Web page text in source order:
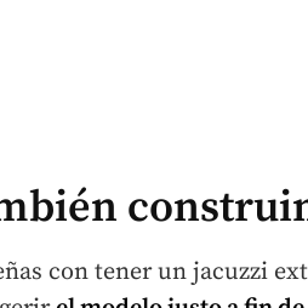
con tener un jacuzzi